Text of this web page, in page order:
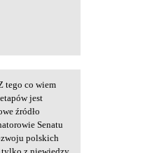
tego co wiem
jest
źródło
Senatu
polskich